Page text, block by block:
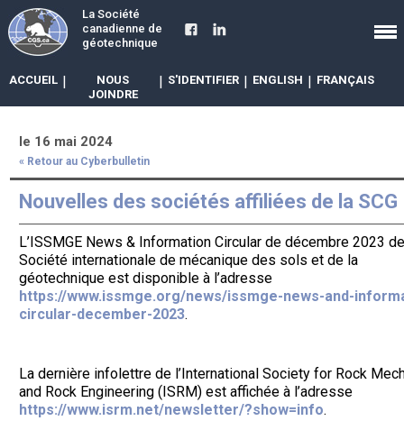
La Société
canadienne de
géotechnique
ACCUEIL |
NOUS
JOINDRE
| S'IDENTIFIER | ENGLISH | FRANÇAIS
le 16 mai 2024
« Retour au Cyberbulletin
Nouvelles des sociétés affiliées de la SCG
L’ISSMGE News & Information Circular de décembre 2023
Société internationale de mécanique des sols et de la
géotechnique est disponible à l’adresse
https://www.issmge.org/news/issmge-news-and-
circular-december-2023.
La dernière infolettre de l’International Society for Rock
and Rock Engineering (ISRM) est affichée à l’adresse
https://www.isrm.net/newsletter/?show=info.